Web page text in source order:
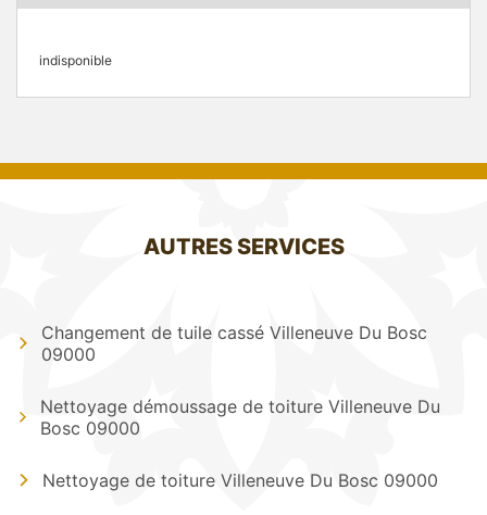
indisponible
AUTRES SERVICES
Changement de tuile cassé Villeneuve Du Bosc
09000
Nettoyage démoussage de toiture Villeneuve Du
Bosc 09000
Nettoyage de toiture Villeneuve Du Bosc 09000